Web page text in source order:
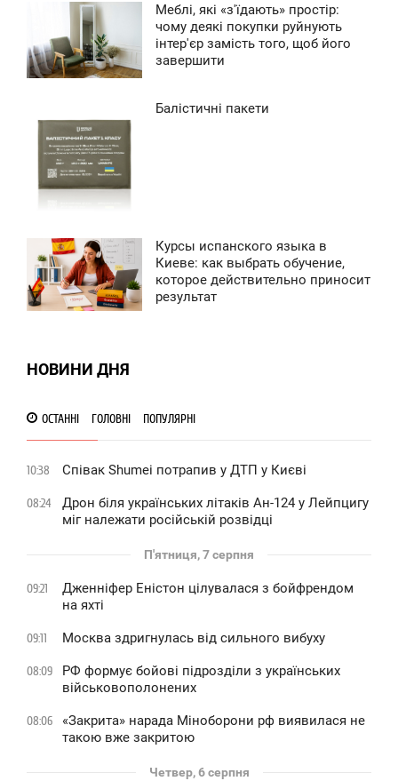
Меблі, які «з'їдають» простір:
чому деякі покупки руйнують
інтер'єр замість того, щоб його
завершити
Балістичні пакети
Курсы испанского языка в
Киеве: как выбрать обучение,
которое действительно приносит
результат
НОВИНИ ДНЯ
ОСТАННІ ГОЛОВНІ ПОПУЛЯРНІ
10:38 Співак Shumei потрапив у ДТП у Києві
08:24
Дрон біля українських літаків Ан-124 у Лейпцигу
міг належати російській розвідці
П'ятниця, 7 серпня
09:21
Дженніфер Еністон цілувалася з бойфрендом
на яхті
09:11 Москва здригнулась від сильного вибуху
08:09
РФ формує бойові підрозділи з українських
військовополонених
08:06
«Закрита» нарада Міноборони рф виявилася не
такою вже закритою
Четвер, 6 серпня